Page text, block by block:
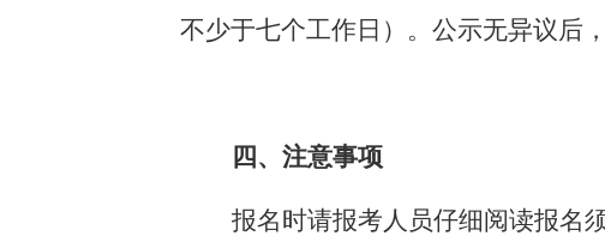
不少于七个工作日）。公示无异议后
四、注意事项
报名时请报考人员仔细阅读报名